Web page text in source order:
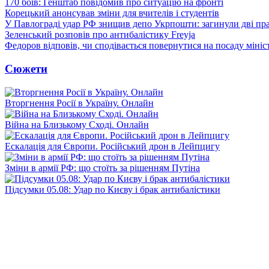
170 боїв: Генштаб повідомив про ситуацію на фронті
Корецький анонсував зміни для вчителів і студентів
У Павлограді удар РФ знищив депо Укрпошти: загинули дві
Зеленський розповів про антибалістику Freyja
Федоров відповів, чи сподівається повернутися на посаду
Сюжети
Вторгнення Росії в Україну. Онлайн
Війна на Близькому Сході. Онлайн
Ескалація для Європи. Російський дрон в Лейпцигу
Зміни в армії РФ: що стоїть за рішенням Путіна
Підсумки 05.08: Удар по Києву і брак антибалістики